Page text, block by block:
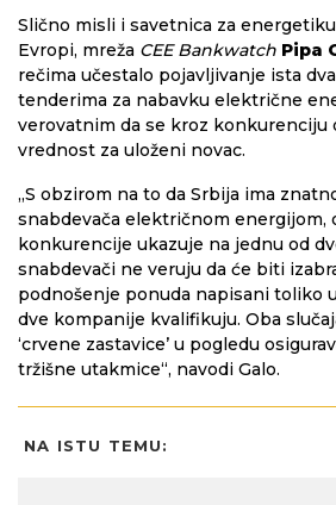
Slično misli i savetnica za
Evropi, mreža CEE Bankwatch Pipa
rečima učestalo pojavljivanje ista
tenderima za nabavku električne
verovatnim da se kroz konkurenciju
vrednost za uloženi novac.
„S obzirom na to da Srbija ima
snabdevača električnom energijom,
konkurencije ukazuje na jednu od
snabdevači ne veruju da će biti
podnošenje ponuda napisani toliko
dve kompanije kvalifikuju. Oba
‘crvene zastavice’ u pogledu
tržišne utakmice“, navodi Galo.
NA ISTU TEMU: